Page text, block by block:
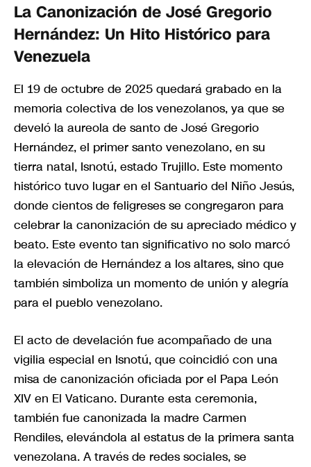
La Canonización de José Gregorio
Hernández: Un Hito Histórico para
Venezuela
El 19 de octubre de 2025 quedará grabado en la
memoria colectiva de los venezolanos, ya que se
develó la aureola de santo de José Gregorio
Hernández, el primer santo venezolano, en su
tierra natal, Isnotú, estado Trujillo. Este momento
histórico tuvo lugar en el Santuario del Niño Jesús,
donde cientos de feligreses se congregaron para
celebrar la canonización de su apreciado médico y
beato. Este evento tan significativo no solo marcó
la elevación de Hernández a los altares, sino que
también simboliza un momento de unión y alegría
para el pueblo venezolano.
El acto de develación fue acompañado de una
vigilia especial en Isnotú, que coincidió con una
misa de canonización oficiada por el Papa León
XIV en El Vaticano. Durante esta ceremonia,
también fue canonizada la madre Carmen
Rendiles, elevándola al estatus de la primera santa
venezolana. A través de redes sociales, se